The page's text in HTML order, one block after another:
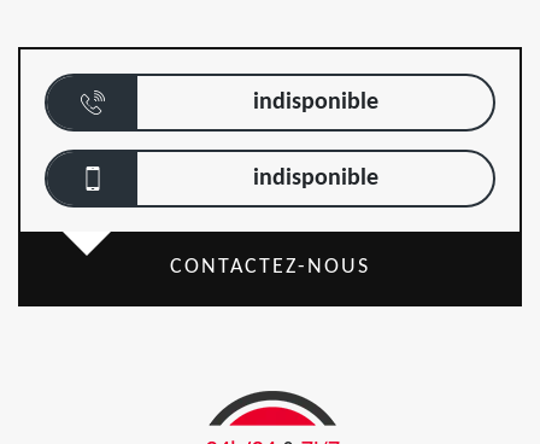
indisponible
indisponible
CONTACTEZ-NOUS